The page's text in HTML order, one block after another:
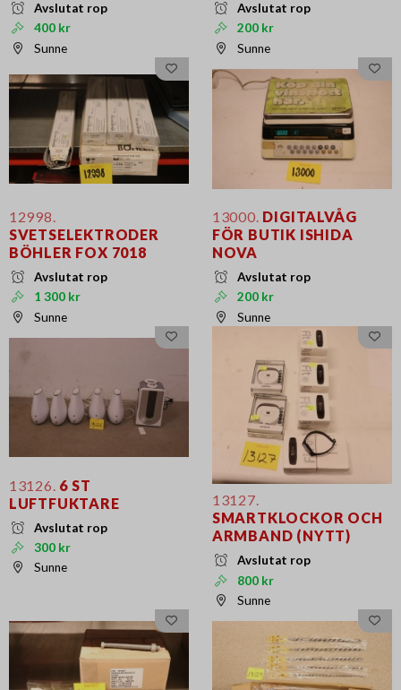
Avslutat rop
400 kr
Sunne
Avslutat rop
200 kr
Sunne
12998.
SVETSELEKTRODER
BÖHLER FOX 7018
Avslutat rop
1 300 kr
Sunne
13000. DIGITALVÅG
FÖR BUTIK ISHIDA
NOVA
Avslutat rop
200 kr
Sunne
13126. 6 ST
LUFTFUKTARE
Avslutat rop
300 kr
Sunne
13127.
SMARTKLOCKOR OCH
ARMBAND (NYTT)
Avslutat rop
800 kr
Sunne